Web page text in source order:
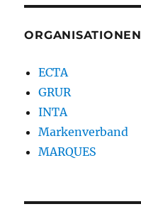
ORGANISATIONEN
ECTA
GRUR
INTA
Markenverband
MARQUES